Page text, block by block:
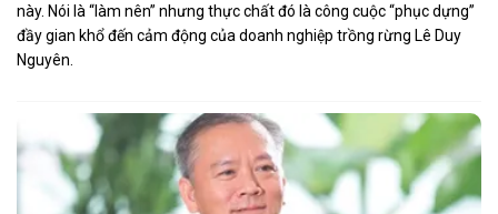
này. Nói là “làm nên” nhưng thực chất đó là công cuộc “phục dựng”
đầy gian khổ đến cảm động của doanh nghiệp trồng rừng Lê Duy
Nguyên.